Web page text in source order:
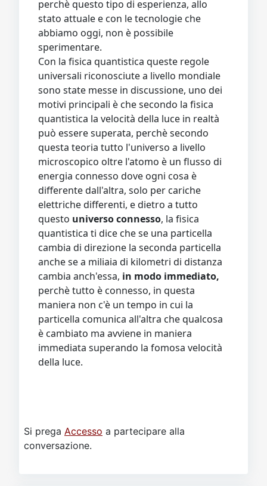
perchè questo tipo di esperienza, allo
stato attuale e con le tecnologie che
abbiamo oggi, non è possibile
sperimentare.
Con la fisica quantistica queste regole
universali riconosciute a livello mondiale
sono state messe in discussione, uno dei
motivi principali è che secondo la fisica
quantistica la velocità della luce in realtà
può essere superata, perchè secondo
questa teoria tutto l'universo a livello
microscopico oltre l'atomo è un flusso di
energia connesso dove ogni cosa è
differente dall'altra, solo per cariche
elettriche differenti, e dietro a tutto
questo universo connesso, la fisica
quantistica ti dice che se una particella
cambia di direzione la seconda particella
anche se a miliaia di kilometri di distanza
cambia anch'essa, in modo immediato,
perchè tutto è connesso, in questa
maniera non c'è un tempo in cui la
particella comunica all'altra che qualcosa
è cambiato ma avviene in maniera
immediata superando la fomosa velocità
della luce.
Si prega Accesso a partecipare alla
conversazione.